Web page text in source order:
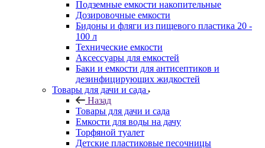
Подземные емкости накопительные
Дозировочные емкости
Бидоны и фляги из пищевого пластика 20 -
100 л
Технические емкости
Аксессуары для емкостей
Баки и емкости для антисептиков и
дезинфицирующих жидкостей
Товары для дачи и сада
Назад
Товары для дачи и сада
Емкости для воды на дачу
Торфяной туалет
Детские пластиковые песочницы